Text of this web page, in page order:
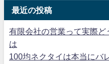
最近の投稿
有限会社の営業って実際ど
は
100均ネクタイは本当にバ